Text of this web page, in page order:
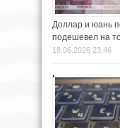
Доллар и юань
подешевел на
18.06.2026 23:46